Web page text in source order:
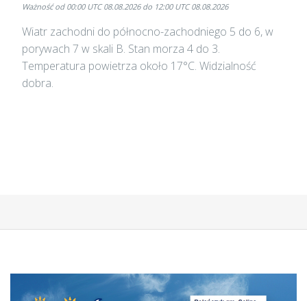
Ważność od 00:00 UTC 08.08.2026 do 12:00 UTC 08.08.2026
Wiatr zachodni do północno-zachodniego 5 do 6, w
porywach 7 w skali B. Stan morza 4 do 3.
Temperatura powietrza około 17°C. Widzialność
dobra.